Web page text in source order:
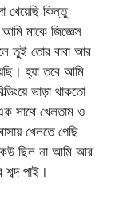
খেয়েছি কিন্তু
মাকে জিজ্ঞেস
তুই তোর বাবা আর
হ্যা তবে আমি
ভাড়া থাকতো
সাথে খেলতাম ও
খেলতে গেছি
ছিল না আমি আর
শব্দ পাই।